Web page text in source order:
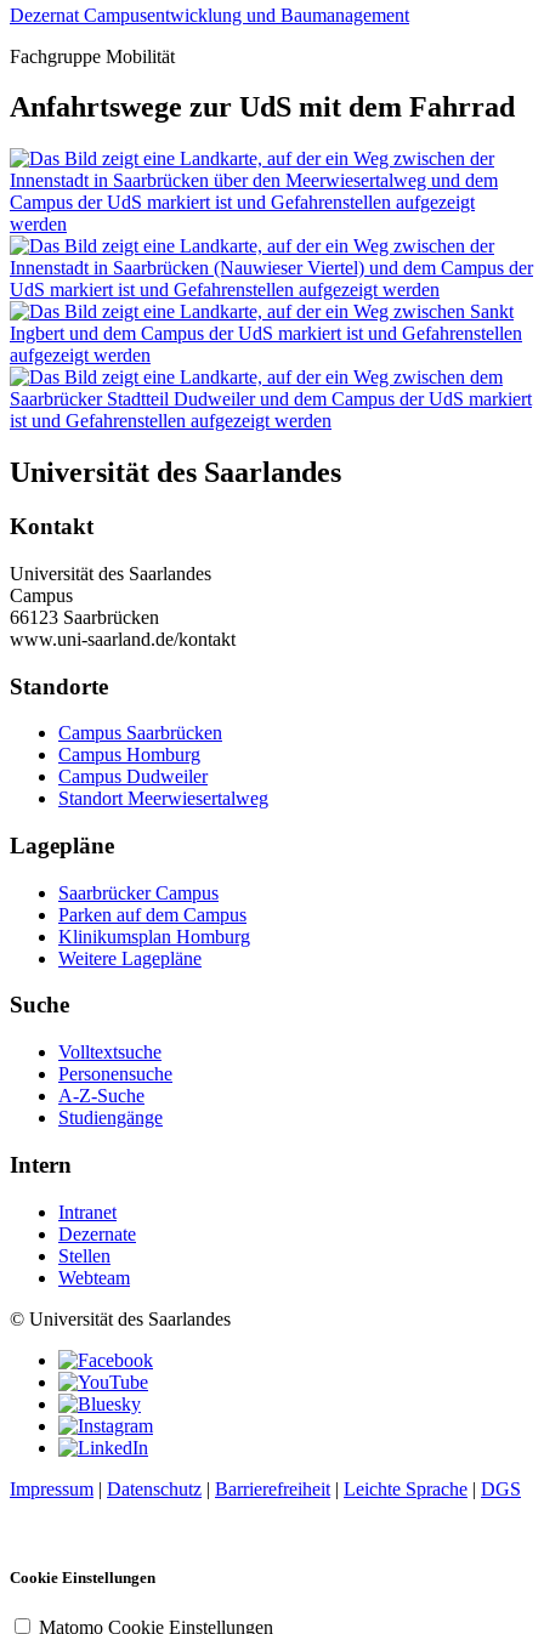
Dezernat Campusentwicklung und Baumanagement
Fachgruppe Mobilität
Anfahrtswege zur UdS mit dem Fahrrad
Universität des Saarlandes
Kontakt
Universität des Saarlandes
Campus
66123 Saarbrücken
www.uni-saarland.de/kontakt
Standorte
Campus Saarbrücken
Campus Homburg
Campus Dudweiler
Standort Meerwiesertalweg
Lagepläne
Saarbrücker Campus
Parken auf dem Campus
Klinikumsplan Homburg
Weitere Lagepläne
Suche
Volltextsuche
Personensuche
A-Z-Suche
Studiengänge
Intern
Intranet
Dezernate
Stellen
Webteam
© Universität des Saarlandes
Impressum | Datenschutz | Barrierefreiheit | Leichte Sprache | DGS
Cookie Einstellungen
Matomo Cookie Einstellungen